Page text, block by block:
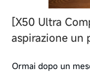
[X50 Ultra
aspirazione un
Ormai dopo un